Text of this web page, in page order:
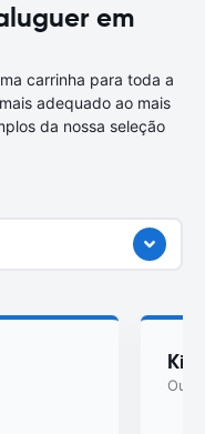
em
carrinha para toda a
adequado ao mais
da nossa seleção
Kia
Ou